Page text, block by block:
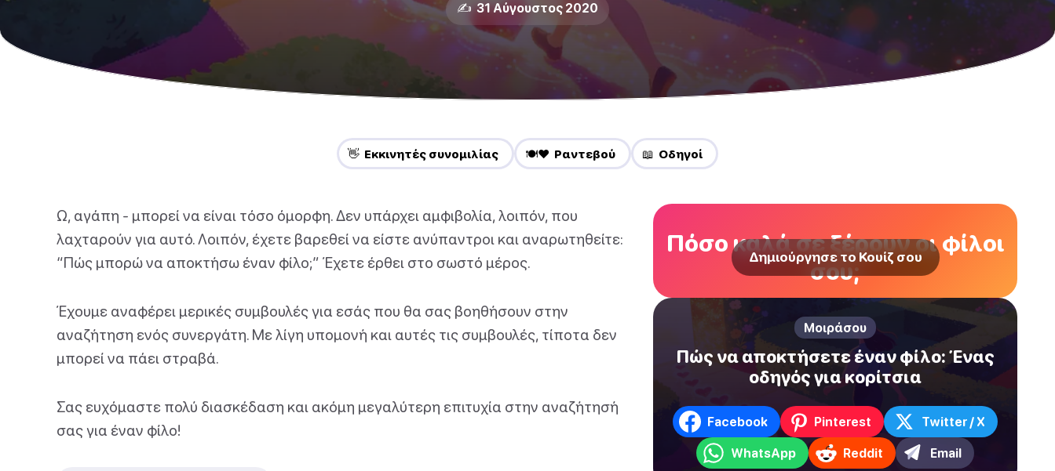
✍️ 31 Αύγουστος 2020
👋 Εκκινητές συνομιλίας 🍽️❤️ Ραντεβού 📖 Οδηγοί
Ω, αγάπη - μπορεί να είναι τόσο όμορφη. Δεν υπάρχει αμφιβολία, λοιπόν, που
λαχταρούν για αυτό. Λοιπόν, έχετε βαρεθεί να είστε ανύπαντροι και αναρωτηθείτε:
“Πώς μπορώ να αποκτήσω έναν φίλο;” Έχετε έρθει στο σωστό μέρος.
Έχουμε αναφέρει μερικές συμβουλές για εσάς που θα σας βοηθήσουν στην
αναζήτηση ενός συνεργάτη. Με λίγη υπομονή και αυτές τις συμβουλές, τίποτα δεν
μπορεί να πάει στραβά.
Σας ευχόμαστε πολύ διασκέδαση και ακόμη μεγαλύτερη επιτυχία στην αναζήτησή
σας για έναν φίλο!
Πόσο καλά σε ξέρουν οι φίλοι
σου;
Δημιούργησε το Κουίζ σου
Μοιράσου
Πώς να αποκτήσετε έναν φίλο: Ένας
οδηγός για κορίτσια
Facebook Pinterest Twitter / X
WhatsApp Reddit Email